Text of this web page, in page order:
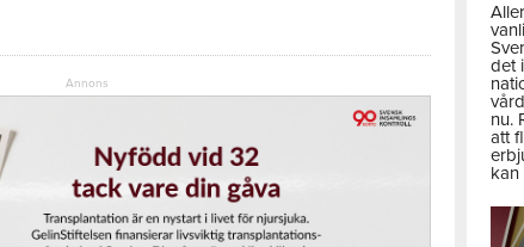
Annons
det
nu.
att
kan